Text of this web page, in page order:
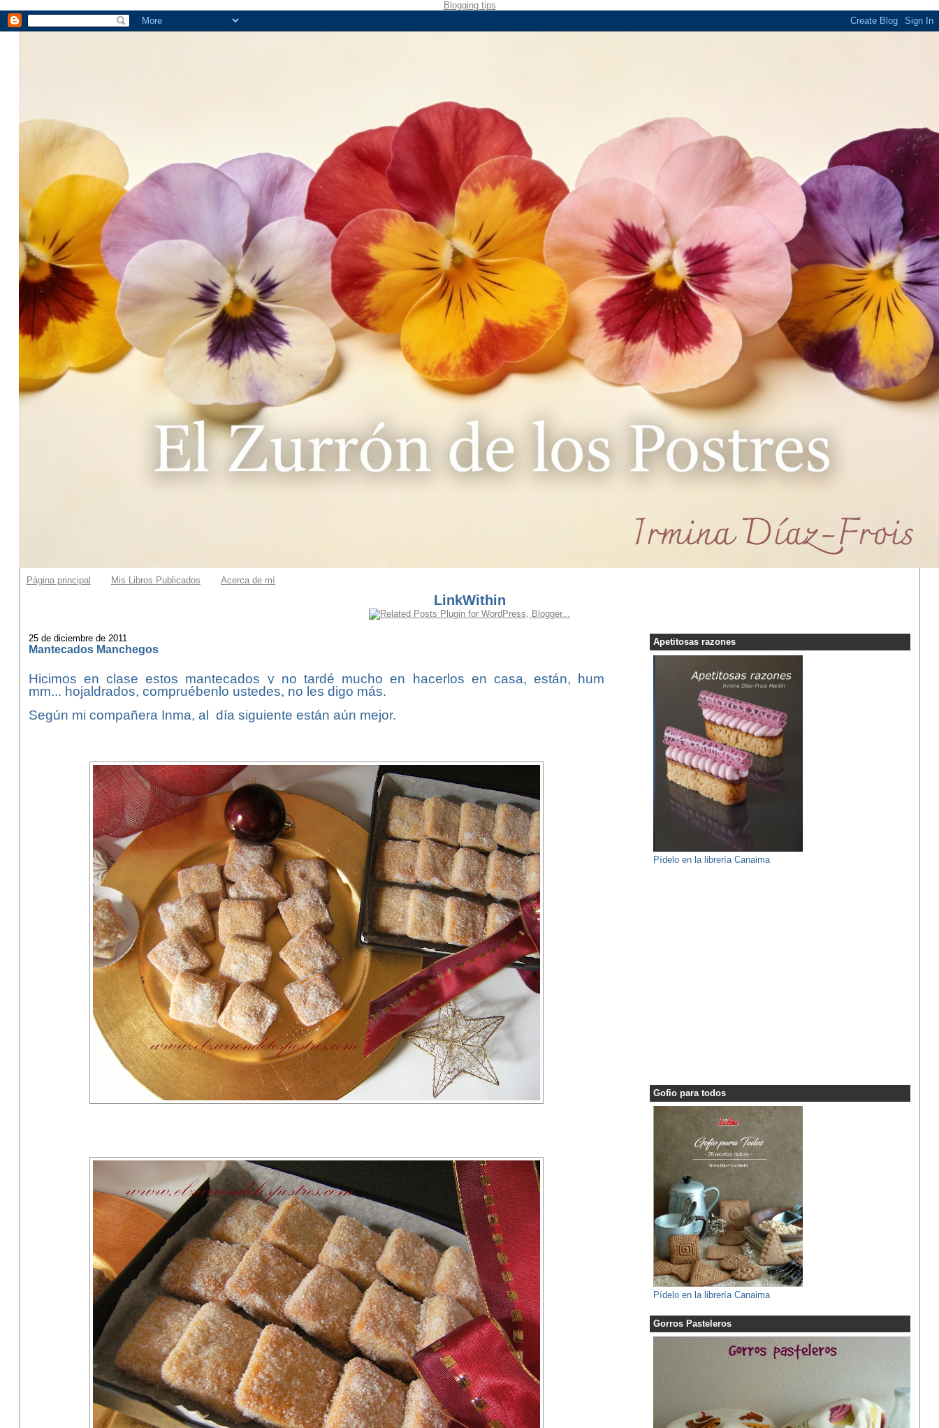
Blogging tips
Página principal Mis Libros Publicados Acerca de mí
LinkWithin
25 de diciembre de 2011
Mantecados Manchegos
Hicimos en clase estos mantecados y no tardé mucho en hacerlos en casa, están, hum
mm... hojaldrados, compruébenlo ustedes, no les digo más.
Según mi compañera Inma, al día siguiente están aún mejor.
Apetitosas razones
Pídelo en la librería Canaima
Gofio para todos
Pídelo en la librería Canaima
Gorros Pasteleros